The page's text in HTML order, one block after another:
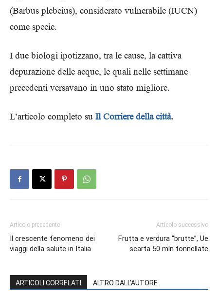
(Barbus plebeius), considerato vulnerabile (IUCN)
come specie.
I due biologi ipotizzano, tra le cause, la cattiva
depurazione delle acque, le quali nelle settimane
precedenti versavano in uno stato migliore.
L’articolo completo su Il Corriere della città.
Articolo precedente
Il crescente fenomeno dei
viaggi della salute in Italia
Articolo successivo
Frutta e verdura “brutte”, Ue
scarta 50 mln tonnellate
ARTICOLI CORRELATI ALTRO DALL'AUTORE